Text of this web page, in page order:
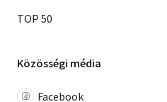
TOP 50
Közösségi média
Facebook